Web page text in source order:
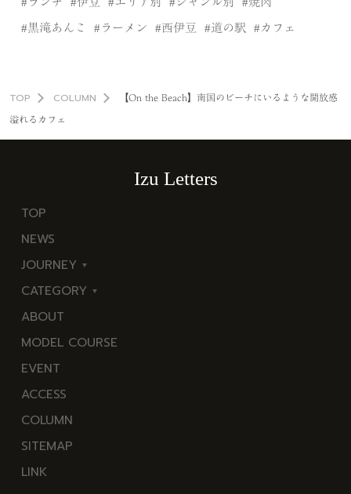
黒滝あんこ ラーメン 西伊豆 道の駅 カフェ
TOP COLUMN 【On the Beach】南国のビーチにいるような開放感
溢れるカフェ
Izu Letters
TOP
NEWS
JOURNEY
東
伊
豆
西
伊
豆
南
伊
CATEGORY
海
岬
温
泉
花
池・
滝・
ABOUT
MODEL COURSE
EVENT
ACCESS
COLUMN
SITEMAP
LINK